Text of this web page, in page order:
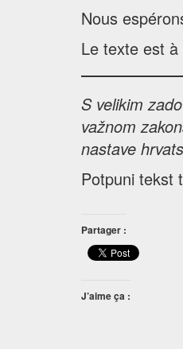
Nous
Le texte est
S velikim
važnom
nastave
Potpuni tekst
Partager :
J’aime ça :